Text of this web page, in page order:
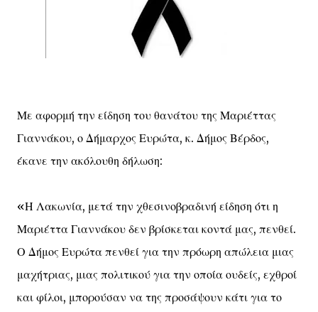
Με αφορμή την είδηση του θανάτου της Μαριέττας
Γιαννάκου, ο Δήμαρχος Ευρώτα, κ. Δήμος Βέρδος,
έκανε την ακόλουθη δήλωση:
«Η Λακωνία, μετά την χθεσινοβραδινή είδηση ότι η
Μαριέττα Γιαννάκου δεν βρίσκεται κοντά μας, πενθεί.
Ο Δήμος Ευρώτα πενθεί για την πρόωρη απώλεια μιας
μαχήτριας, μιας πολιτικού για την οποία ουδείς, εχθροί
και φίλοι, μπορούσαν να της προσάψουν κάτι για το